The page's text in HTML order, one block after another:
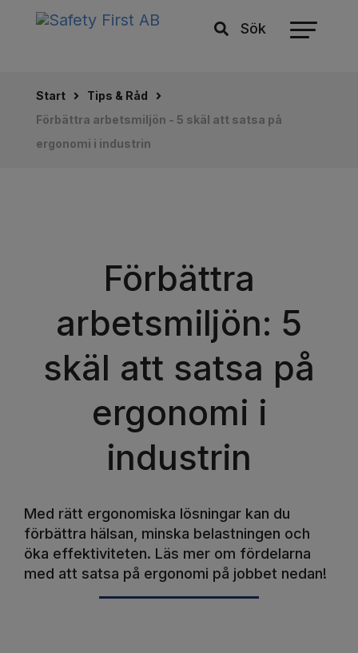
Sök
Start
Tips & Råd
Förbättra arbetsmiljön - 5 skäl att satsa på
ergonomi i industrin
Förbättra
arbetsmiljön: 5
skäl att satsa på
ergonomi i
industrin
Med rätt ergonomiska lösningar kan du
förbättra hälsan, minska belastningen och
öka effektiviteten. Läs mer om fördelarna
med att satsa på ergonomi på jobbet nedan!